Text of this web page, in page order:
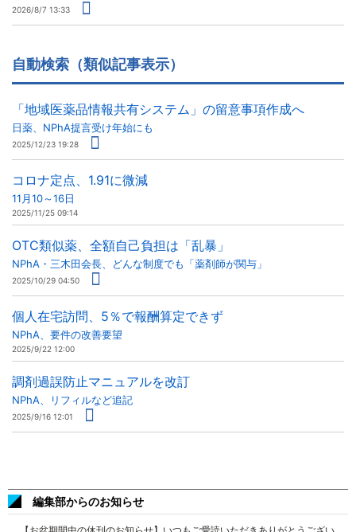
2026/8/7 13:33
自動検索（類似記事表示）
「地域医薬品情報共有システム」の留意事項作成へ
日薬、NPhA提言受け年始にも
2025/12/23 19:28
コロナ定点、1.91に微減
11月10～16日
2025/11/25 09:14
OTC類似薬、全額自己負担は「乱暴」
NPhA・三木田会長、どんな制度でも「薬剤師が関与」
2025/10/29 04:50
個人在宅訪問、5％で報酬算定できず
NPhA、要件の改善要望
2025/9/22 12:00
調剤過誤防止マニュアルを改訂
NPhA、リフィルなど追記
2025/9/16 12:01
編集部からのお知らせ